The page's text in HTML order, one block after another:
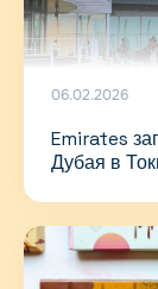
06.02.2026
Emirates
Дубая в